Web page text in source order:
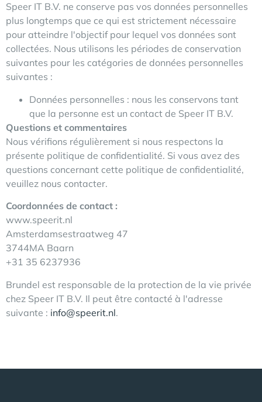
Speer IT B.V. ne conserve pas vos données personnelles
plus longtemps que ce qui est strictement nécessaire
pour atteindre l'objectif pour lequel vos données sont
collectées. Nous utilisons les périodes de conservation
suivantes pour les catégories de données personnelles
suivantes :
Données personnelles : nous les conservons tant
que la personne est un contact de Speer IT B.V.
Questions et commentaires
Nous vérifions régulièrement si nous respectons la
présente politique de confidentialité. Si vous avez des
questions concernant cette politique de confidentialité,
veuillez nous contacter.
Coordonnées de contact :
www.speerit.nl
Amsterdamsestraatweg 47
3744MA Baarn
+31 35 6237936
Brundel est responsable de la protection de la vie privée
chez Speer IT B.V. Il peut être contacté à l'adresse
suivante : info@speerit.nl.